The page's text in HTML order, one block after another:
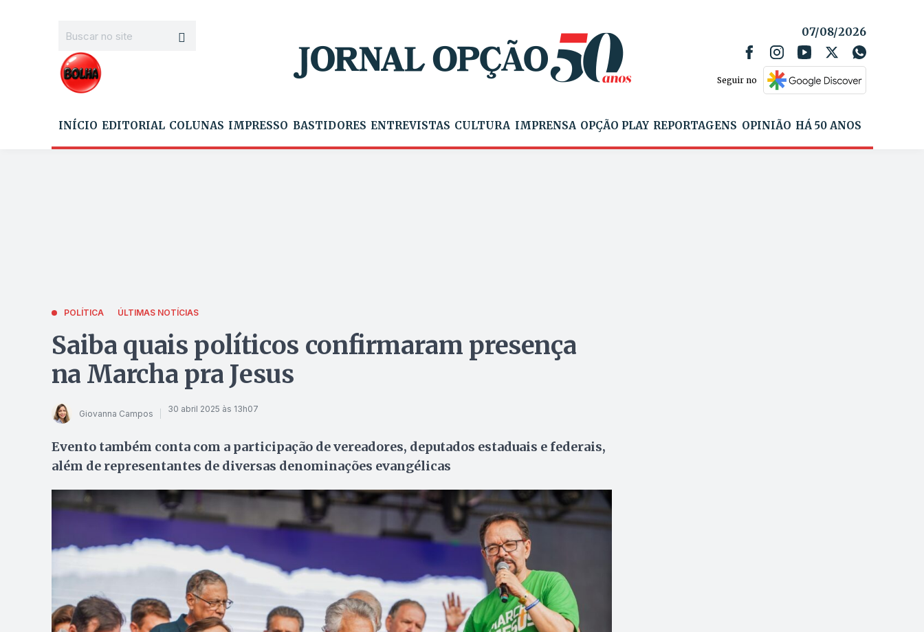
07/08/2026
Seguir no
INÍCIO EDITORIAL COLUNAS IMPRESSO BASTIDORES ENTREVISTAS CULTURA IMPRENSA OPÇÃO PLAY REPORTAGENS OPINIÃO HÁ 50 ANOS
POLÍTICA ÚLTIMAS NOTÍCIAS
Saiba quais políticos confirmaram presença
na Marcha pra Jesus
Giovanna Campos 30 abril 2025 às 13h07
Evento também conta com a participação de vereadores, deputados estaduais e federais,
além de representantes de diversas denominações evangélicas